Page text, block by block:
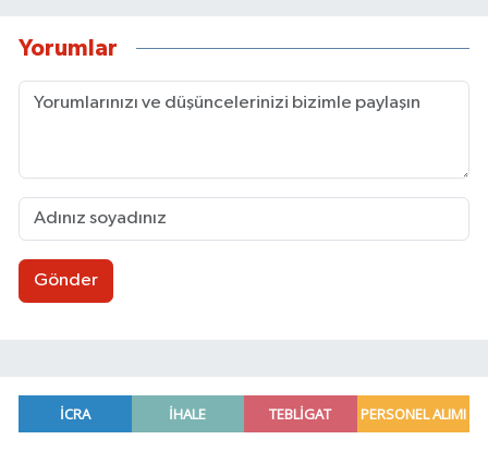
Yorumlar
Gönder